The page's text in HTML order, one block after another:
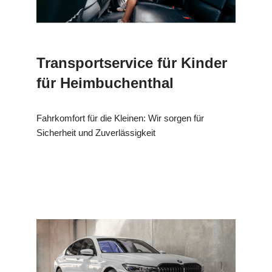
Transportservice für Kinder
für Heimbuchenthal
Fahrkomfort für die Kleinen: Wir sorgen für
Sicherheit und Zuverlässigkeit